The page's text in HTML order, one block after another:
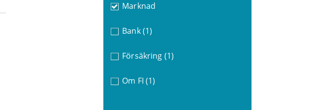
Marknad
Bank (1)
Försäkring (1)
Om FI (1)